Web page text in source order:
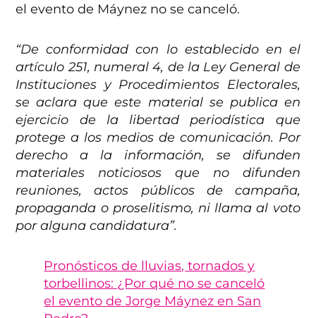
el evento de Máynez no se canceló.
“De conformidad con lo establecido en el
artículo 251, numeral 4, de la Ley General de
Instituciones y Procedimientos Electorales,
se aclara que este material se publica en
ejercicio de la libertad periodística que
protege a los medios de comunicación. Por
derecho a la información, se difunden
materiales noticiosos que no difunden
reuniones, actos públicos de campaña,
propaganda o proselitismo, ni llama al voto
por alguna candidatura”.
Pronósticos de lluvias, tornados y
torbellinos: ¿Por qué no se canceló
el evento de Jorge Máynez en San